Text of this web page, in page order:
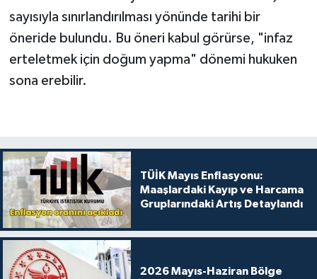
sayısıyla sınırlandırılması yönünde tarihi bir
öneride bulundu. Bu öneri kabul görürse, "infaz
erteletmek için doğum yapma" dönemi hukuken
sona erebilir.
TÜİK Mayıs Enflasyonu:
Maaşlardaki Kayıp ve Harcama
Gruplarındaki Artış Detaylandı
2026 Mayıs-Haziran Bölge